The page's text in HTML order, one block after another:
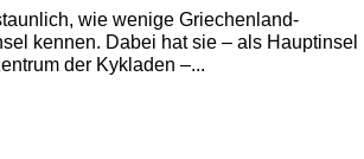
wie wenige Griechenland-
kennen. Dabei hat sie – als Hauptinsel
der Kykladen –...